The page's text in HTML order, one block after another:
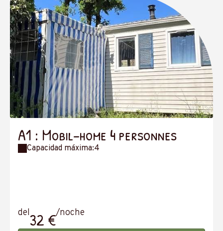
A1 : Mobil-home 4 personnes
Capacidad máxima:4
del32 €/noche